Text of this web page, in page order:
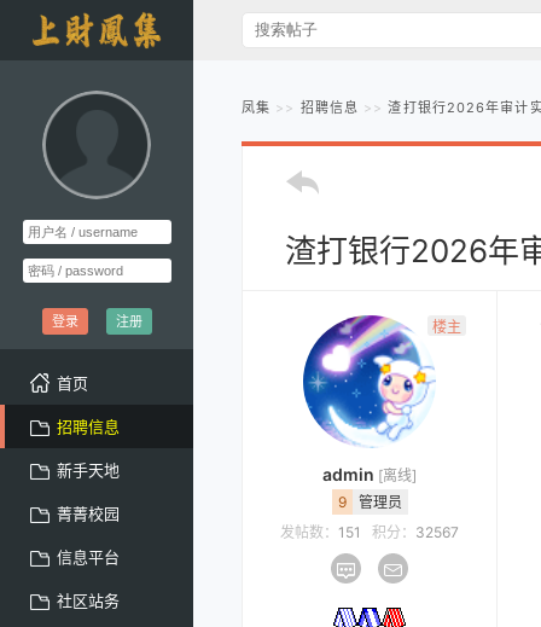
登录 注册
首页
招聘信息
新手天地
菁菁校园
信息平台
社区站务
凤集 招聘信息 渣打银行2026年审计
渣打银行2026年
楼主
admin [离线]
9
管理员
发帖数： 151 积分： 32567